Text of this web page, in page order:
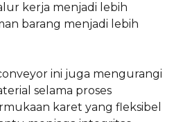
kerja menjadi lebih
barang menjadi lebih
ini juga mengurangi
selama proses
karet yang fleksibel